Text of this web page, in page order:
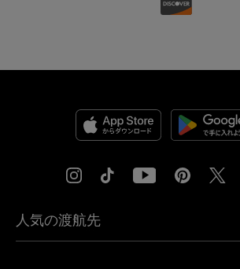
人気の渡航先